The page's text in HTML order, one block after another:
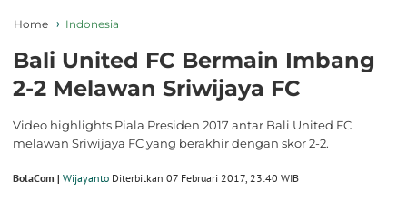
Home Indonesia
Bali United FC Bermain Imbang
2-2 Melawan Sriwijaya FC
Video highlights Piala Presiden 2017 antar Bali United FC
melawan Sriwijaya FC yang berakhir dengan skor 2-2.
BolaCom | Wijayanto Diterbitkan 07 Februari 2017, 23:40 WIB